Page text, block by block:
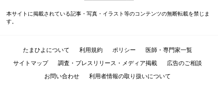
本サイトに掲載されている記事・写真・イラスト等のコンテンツの無断転載を禁じま
す。
たまひよについて 利用規約 ポリシー
医師・専門家一覧
サイトマップ
調査・プレスリリース・メディア掲載
広告のご相談
お問い合わせ
利用者情報の取り扱いについて